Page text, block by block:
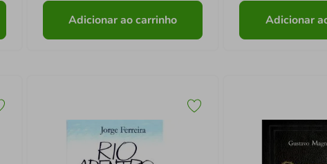
Adicionar ao carrinho Adicionar